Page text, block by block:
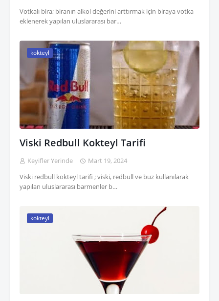
Votkalı bira; biranın alkol değerini arttırmak için biraya votka
eklenerek yapılan uluslararası bar…
kokteyl
Viski Redbull Kokteyl Tarifi
Keyifler Yerinde
Mart 19, 2024
Viski redbull kokteyl tarifi ; viski, redbull ve buz kullanılarak
yapılan uluslararası barmenler b…
kokteyl